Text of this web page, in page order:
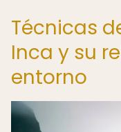
Técnicas
Inca y su
entorno